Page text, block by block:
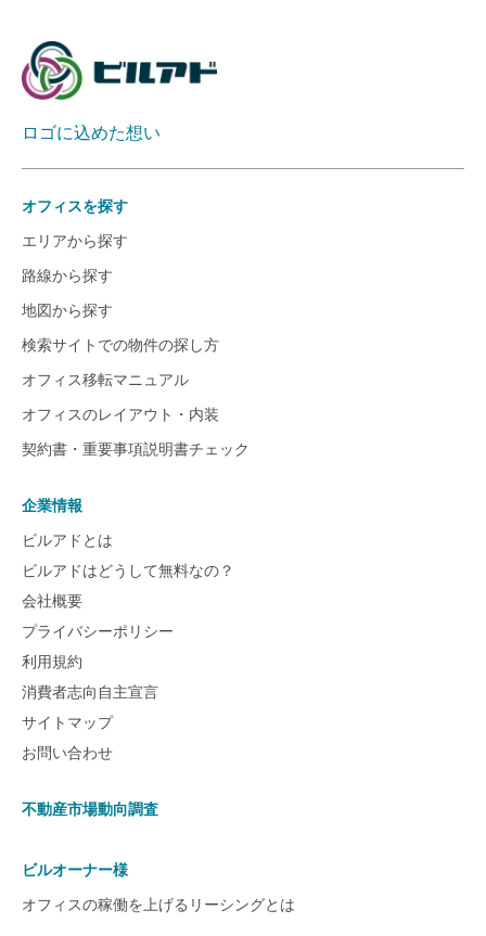
ロゴに込めた想い
オフィスを探す
エリアから探す
路線から探す
地図から探す
検索サイトでの物件の探し方
オフィス移転マニュアル
オフィスのレイアウト・内装
契約書・重要事項説明書チェック
企業情報
ビルアドとは
ビルアドはどうして無料なの？
会社概要
プライバシーポリシー
利用規約
消費者志向自主宣言
サイトマップ
お問い合わせ
不動産市場動向調査
ビルオーナー様
オフィスの稼働を上げるリーシングとは